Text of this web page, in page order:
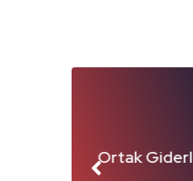
Aidat Ödemeleri İle İlgili